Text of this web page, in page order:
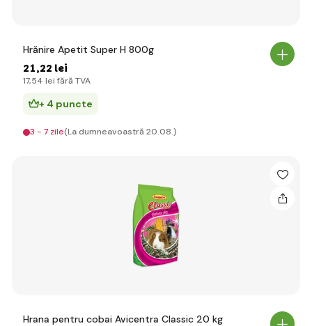
Hrănire Apetit Super H 800g
21,22 lei
17,54 lei fără TVA
+ 4 puncte
3 - 7 zile(La dumneavoastră 20.08.)
Hrana pentru cobai Avicentra Classic 20 kg